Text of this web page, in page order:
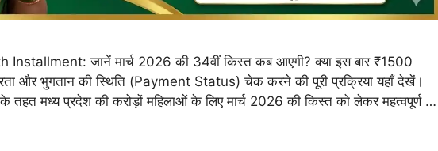
जानें मार्च 2026 की 34वीं किस्त कब आएगी? क्या इस बार ₹1500
और भुगतान की स्थिति (Payment Status) चेक करने की पूरी प्रक्रिया यहाँ देखें।
के तहत मध्य प्रदेश की करोड़ों महिलाओं के लिए मार्च 2026 की किस्त को लेकर महत्वपूर्ण …